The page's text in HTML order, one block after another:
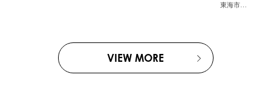
東海市
,大府市
VIEW MORE